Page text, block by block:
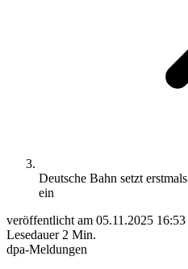
Deutsche Bahn setzt
ein
veröffentlicht am 05.11.2025 16:53
Lesedauer 2 Min.
dpa-Meldungen